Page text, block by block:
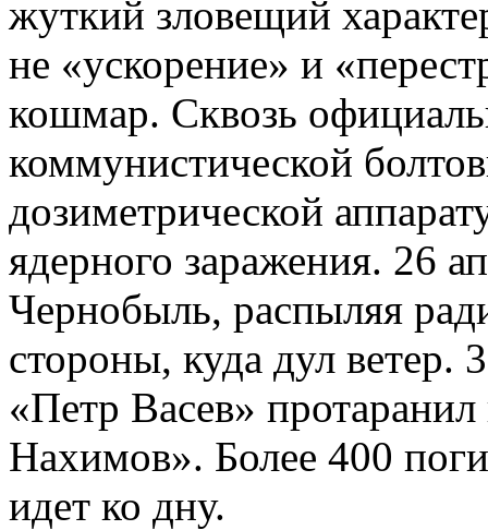
жуткий зловещий
не «ускорение» и
кошмар. Сквозь
коммунистической
дозиметрической
ядерного заражения. 26
Чернобыль, распыляя
стороны, куда дул ветер.
«Петр Васев»
Нахимов». Более 400
идет ко дну.